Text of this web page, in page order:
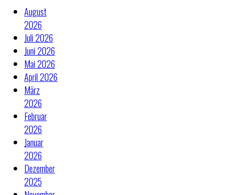
August
2026
Juli 2026
Juni 2026
Mai 2026
April 2026
März
2026
Februar
2026
Januar
2026
Dezember
2025